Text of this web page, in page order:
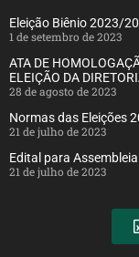
Eleição Biênio 2023/
1 de setembro de 2023
ATA DE
ELEIÇÃO DA
28 de agosto de 2023
Normas das Eleições
21 de julho de 2023
Edital para
21 de julho de 2023